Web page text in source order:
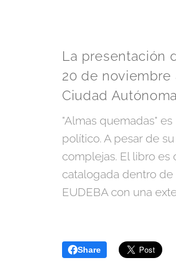
La presentación
20 de noviembre
Ciudad
"Almas quemadas"
político. A pesar de
complejas. El libro es
catalogada dentro
EUDEBA con una
Share